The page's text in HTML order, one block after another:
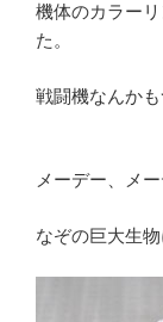
機体のカラー
た。
戦闘機なんかも
メーデー、メ
なぞの巨大生物